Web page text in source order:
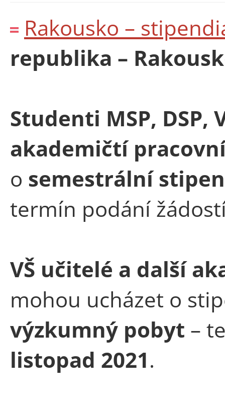
Rakousko –
republika –
Studenti MSP, DSP,
akademičtí
o semestrální
termín podání
VŠ učitelé a další
mohou ucházet o
výzkumný pobyt –
listopad 2021.